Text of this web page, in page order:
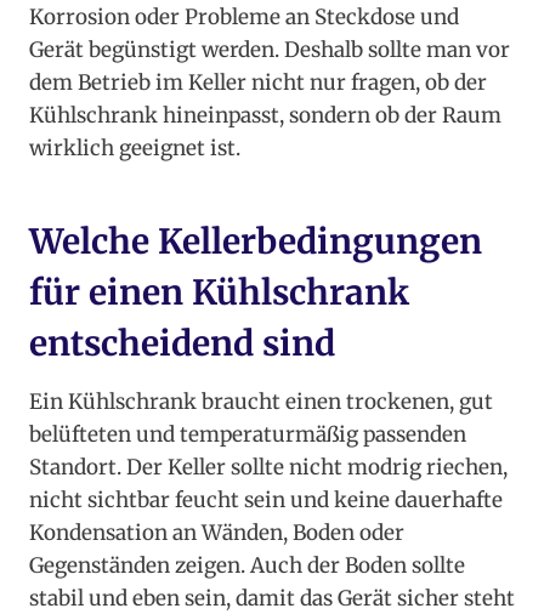
Korrosion oder Probleme an Steckdose und
Gerät begünstigt werden. Deshalb sollte man vor
dem Betrieb im Keller nicht nur fragen, ob der
Kühlschrank hineinpasst, sondern ob der Raum
wirklich geeignet ist.
Welche Kellerbedingungen
für einen Kühlschrank
entscheidend sind
Ein Kühlschrank braucht einen trockenen, gut
belüfteten und temperaturmäßig passenden
Standort. Der Keller sollte nicht modrig riechen,
nicht sichtbar feucht sein und keine dauerhafte
Kondensation an Wänden, Boden oder
Gegenständen zeigen. Auch der Boden sollte
stabil und eben sein, damit das Gerät sicher steht